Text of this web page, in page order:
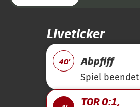
Liveticker
40' Abpfiff
Spiel beendet
TOR 0:1,